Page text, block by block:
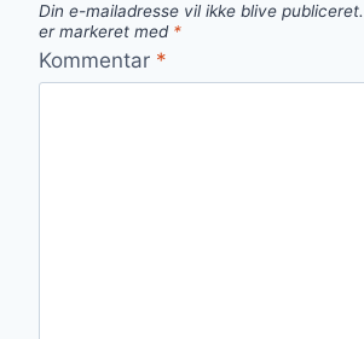
Din e-mailadresse vil ikke blive publiceret.
er markeret med *
Kommentar *